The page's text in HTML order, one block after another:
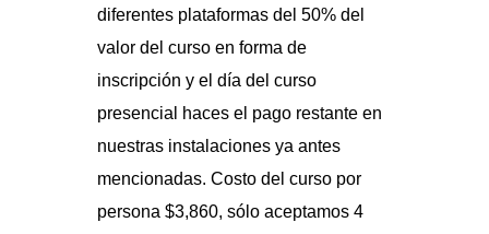
diferentes plataformas del 50% del
valor del curso en forma de
inscripción y el día del curso
presencial haces el pago restante en
nuestras instalaciones ya antes
mencionadas. Costo del curso por
persona $3,860, sólo aceptamos 4